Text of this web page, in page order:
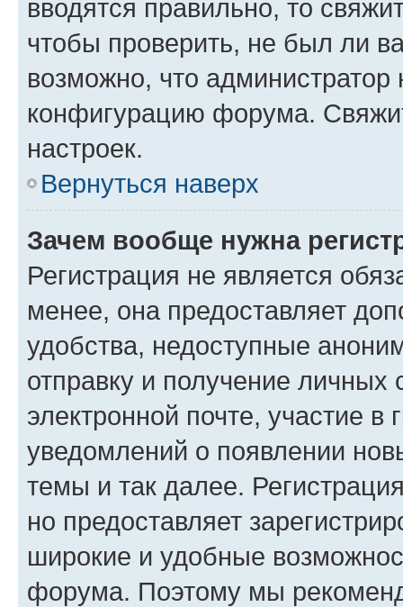
вводятся правильно, то
чтобы проверить, не был ли
возможно, что администратор
конфигурацию форума.
настроек.
Вернуться наверх
Зачем вообще нужна
Регистрация не является
менее, она предоставляет
удобства, недоступные
отправку и получение
электронной почте, участие в
уведомлений о появлении
темы и так далее.
но предоставляет
широкие и удобные
форума. Поэтому мы